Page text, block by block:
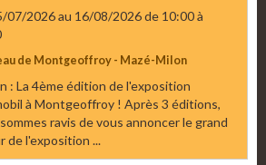
07/2026au 16/08/2026de 10:00à
de Montgeoffroy - Mazé-Milon
: La 4ème édition de l'exposition
à Montgeoffroy ! Après 3 éditions,
ravis de vous annoncer le grand
de l'exposition ...